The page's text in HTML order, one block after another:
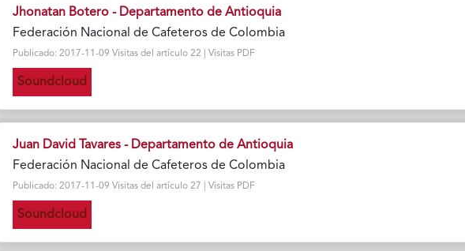
Jhonatan Botero - Departamento de Antioquia
Federación Nacional de Cafeteros de Colombia
Publicado: 2017-11-09 Visitas del artículo 22 | Visitas PDF
Soundcloud
Juan David Tavares - Departamento de Antioquia
Federación Nacional de Cafeteros de Colombia
Publicado: 2017-11-09 Visitas del artículo 27 | Visitas PDF
Soundcloud